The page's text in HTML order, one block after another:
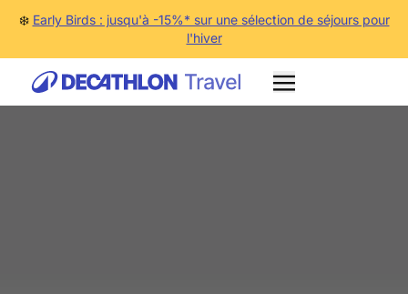
❄️ Early Birds : jusqu'à -15%* sur une sélection de séjours pour
l'hiver